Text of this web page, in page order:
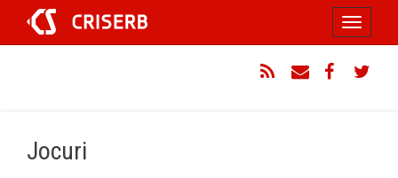
conținut
Toggle
Jocuri